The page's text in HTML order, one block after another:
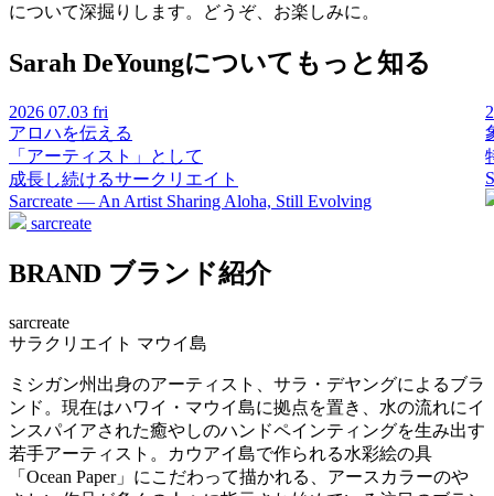
について深掘りします。どうぞ、お楽しみに。
Sarah DeYoungについてもっと知る
2026 07.03 fri
アロハを伝える
「アーティスト」として
成長し続けるサークリエイト
Sarcreate — An Artist Sharing Aloha, Still Evolving
sarcreate
BRAND ブランド紹介
sarcreate
サラクリエイト マウイ島
ミシガン州出身のアーティスト、サラ・デヤングによるブラ
ンド。現在はハワイ・マウイ島に拠点を置き、水の流れにイ
ンスパイアされた癒やしのハンドペインティングを生み出す
若手アーティスト。カウアイ島で作られる水彩絵の具
「Ocean Paper」にこだわって描かれる、アースカラーのや